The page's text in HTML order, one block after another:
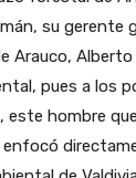
su gerente
Arauco,
pues a los
este hombre
enfocó